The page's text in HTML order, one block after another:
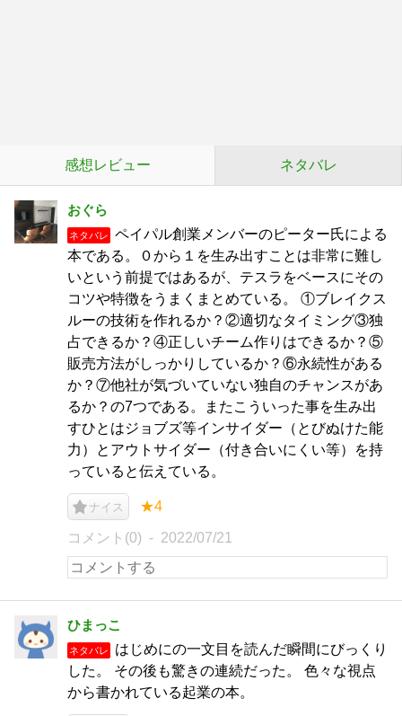
感想レビュー ネタバレ
おぐら
ネタバレ
ペイパル創業メンバーのピーター氏による
本である。０から１を生み出すことは非常に難し
いという前提ではあるが、テスラをベースにその
コツや特徴をうまくまとめている。 ①ブレイクス
ルーの技術を作れるか？②適切なタイミング③独
占できるか？④正しいチーム作りはできるか？⑤
販売方法がしっかりしているか？⑥永続性がある
か？⑦他社が気づいていない独自のチャンスがあ
るか？の7つである。またこういった事を生み出
すひとはジョブズ等インサイダー（とびぬけた能
力）とアウトサイダー（付き合いにくい等）を持
っていると伝えている。
ナイス ★4
コメント(0) 2022/07/21
ひまっこ
ネタバレ
はじめにの一文目を読んだ瞬間にびっくり
した。 その後も驚きの連続だった。 色々な視点
から書かれている起業の本。